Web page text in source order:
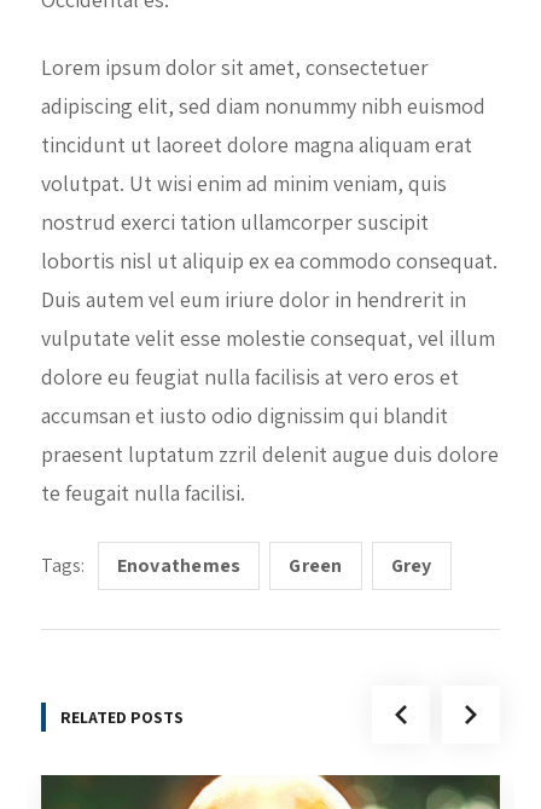
Lorem ipsum dolor sit amet, consectetuer
adipiscing elit, sed diam nonummy nibh euismod
tincidunt ut laoreet dolore magna aliquam erat
volutpat. Ut wisi enim ad minim veniam, quis
nostrud exerci tation ullamcorper suscipit
lobortis nisl ut aliquip ex ea commodo consequat.
Duis autem vel eum iriure dolor in hendrerit in
vulputate velit esse molestie consequat, vel illum
dolore eu feugiat nulla facilisis at vero eros et
accumsan et iusto odio dignissim qui blandit
praesent luptatum zzril delenit augue duis dolore
te feugait nulla facilisi.
Tags: Enovathemes Green Grey
RELATED POSTS